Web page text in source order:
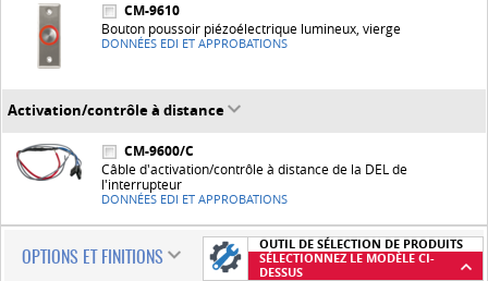
CM-9610
Bouton poussoir piézoélectrique lumineux, vierge
DONNÉES EDI ET APPROBATIONS
Activation/contrôle à distance
CM-9600/C
Câble d'activation/contrôle à distance de la DEL de
l'interrupteur
DONNÉES EDI ET APPROBATIONS
OPTIONS ET FINITIONS
OUTIL DE SÉLECTION DE PRODUITS
SÉLECTIONNEZ LE MODÈLE CI-
DESSUS